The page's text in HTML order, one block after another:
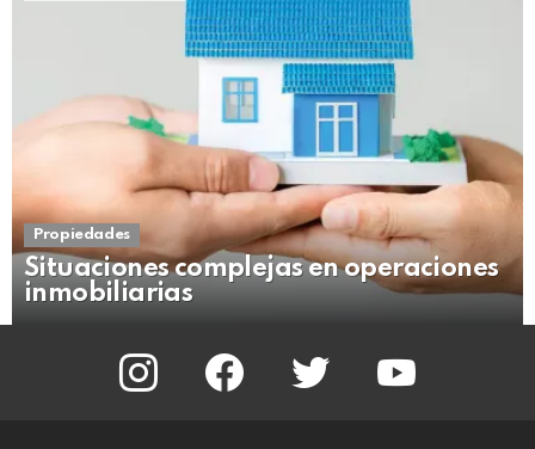
Propiedades
Situaciones complejas en operaciones
inmobiliarias
instagram facebook twitter youtube